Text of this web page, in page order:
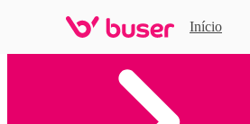
Início